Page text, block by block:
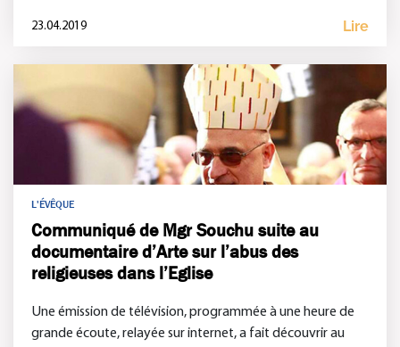
23.04.2019 Lire
L'ÉVÊQUE
Communiqué de Mgr Souchu suite au
documentaire d’Arte sur l’abus des
religieuses dans l’Eglise
Une émission de télévision, programmée à une heure de
grande écoute, relayée sur internet, a fait découvrir au